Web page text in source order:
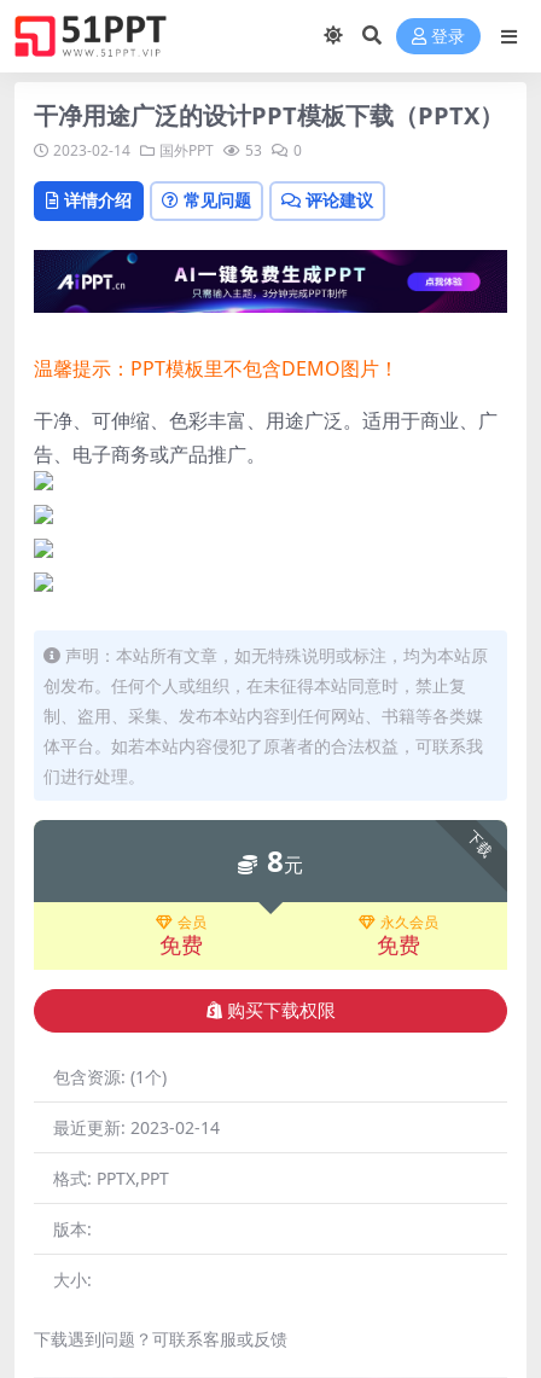
登录
干净用途广泛的设计PPT模板下载（PPTX）
2023-02-14 国外PPT 53 0
详情介绍 常见问题 评论建议
温馨提示：PPT模板里不包含DEMO图片！
干净、可伸缩、色彩丰富、用途广泛。适用于商业、广
告、电子商务或产品推广。
声明：本站所有文章，如无特殊说明或标注，均为本站原
创发布。任何个人或组织，在未征得本站同意时，禁止复
制、盗用、采集、发布本站内容到任何网站、书籍等各类媒
体平台。如若本站内容侵犯了原著者的合法权益，可联系我
们进行处理。
下载
8元
会员
免费
永久会员
免费
购买下载权限
包含资源: (1个)
最近更新: 2023-02-14
格式: PPTX,PPT
版本:
大小:
下载遇到问题？可联系客服或反馈